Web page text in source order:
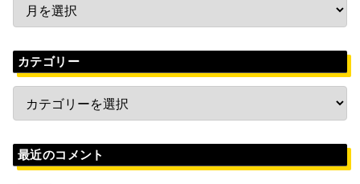
カテゴリー
最近のコメント